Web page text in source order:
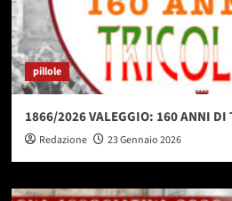
pillole
1866/2026 VALEGGIO: 160 ANNI DI
Redazione 23 Gennaio 2026